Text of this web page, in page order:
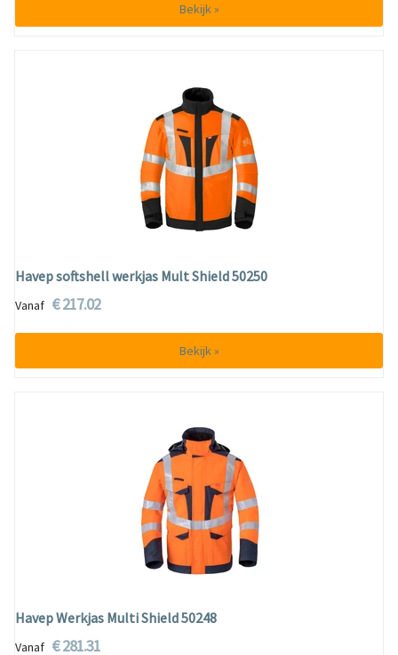
Bekijk »
Havep softshell werkjas Mult Shield 50250
Vanaf € 217.02
Bekijk »
Havep Werkjas Multi Shield 50248
Vanaf € 281.31